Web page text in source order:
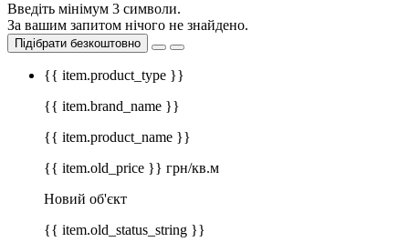
Введіть мінімум 3 символи.
За вашим запитом нічого не знайдено.
Підібрати безкоштовно
{{ item.product_type }}
{{ item.brand_name }}
{{ item.product_name }}
{{ item.old_price }} грн/кв.м
Новий об'єкт
{{ item.old_status_string }}